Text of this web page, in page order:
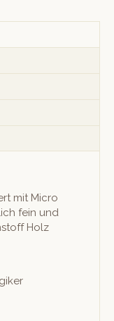
mit Micro
fein und
Holz